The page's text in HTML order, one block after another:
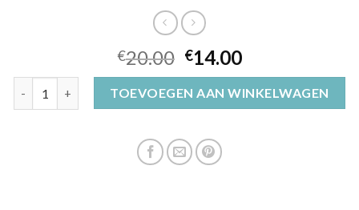
€20.00 €14.00
apres ski muts aantalTOEVOEGEN AAN WINKELWAGEN